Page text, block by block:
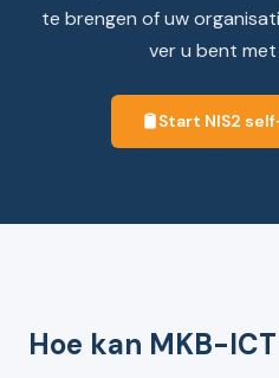
te brengen of uw
ver u bent met
Start NIS2
Hoe kan MKB-